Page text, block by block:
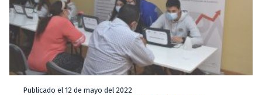
Publicado el 12 de mayo del 2022